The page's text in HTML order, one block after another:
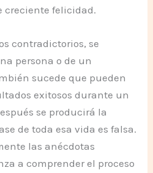
creciente felicidad.
contradictorios, se
persona o de un
sucede que pueden
exitosos durante un
se producirá la
de toda esa vida es falsa.
las anécdotas
a comprender el proceso